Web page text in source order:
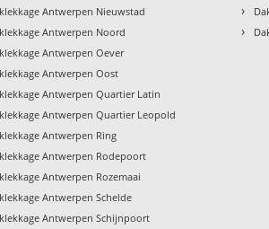
Antwerpen Nieuwstad
Antwerpen Noord
Antwerpen Oever
Antwerpen Oost
Antwerpen Quartier Latin
Antwerpen Quartier Leopold
Antwerpen Ring
Antwerpen Rodepoort
Antwerpen Rozemaai
Antwerpen Schelde
Antwerpen Schijnpoort
›
›